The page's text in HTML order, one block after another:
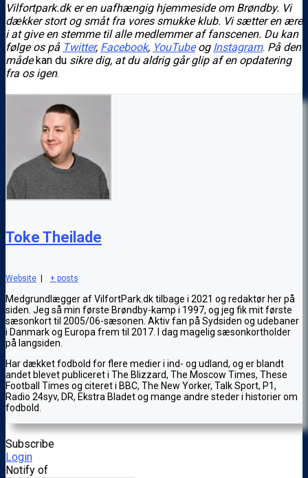
Vilfortpark.dk er en uafhængig hjemmeside om Brøndby. Vi
dækker stort og småt fra vores smukke klub. Vi sætter en ære
i at give en stemme til alle medlemmer af fanscenen. Du kan
følge os på Twitter, Facebook, YouTubeog Instagram. På den
mådekan du sikre dig, at du aldrig går glip af en opdatering
fra os igen.
Toke Theilade
Website + posts
Medgrundlægger af VilfortPark.dk tilbage i 2021 og redaktør her på
siden. Jeg så min første Brøndby-kamp i 1997, og jeg fik mit første
sæsonkort til 2005/06-sæsonen. Aktiv fan på Sydsiden og udebaner
i Danmark og Europa frem til 2017. I dag magelig sæsonkortholder
på langsiden.
Har dækket fodbold for flere medier i ind- og udland, og er blandt
andet blevet publiceret i The Blizzard, The Moscow Times, These
Football Times og citeret i BBC, The New Yorker, Talk Sport, P1,
Radio 24syv, DR, Ekstra Bladet og mange andre steder i historier om
fodbold.
Subscribe
Login
Notify of